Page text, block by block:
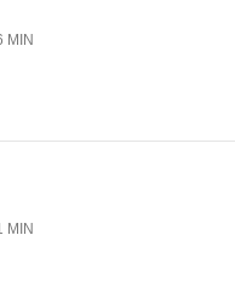
MIN
MIN